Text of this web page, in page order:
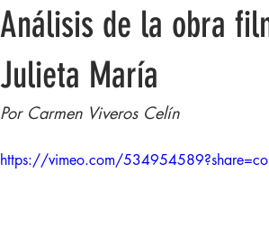
Análisis de la obra
Julieta María
Por Carmen Viveros Celín
https://vimeo.com/